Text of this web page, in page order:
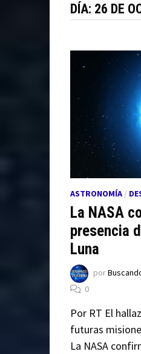
DÍA: 26 DE
ASTRONOMÍA/
La NASA
presencia
Luna
por
0
Por RT El
futuras
La NASA